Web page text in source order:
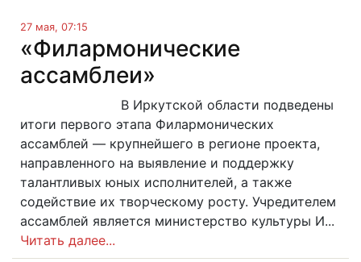
27 мая, 07:15
«Филармонические
ассамблеи»
В Иркутской области подведены
итоги первого этапа Филармонических
ассамблей — крупнейшего в регионе проекта,
направленного на выявление и поддержку
талантливых юных исполнителей, а также
содействие их творческому росту. Учредителем
ассамблей является министерство культуры И...
Читать далее...